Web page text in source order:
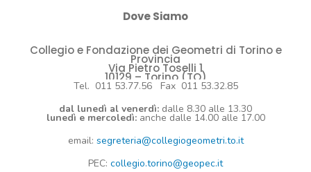
Dove Siamo
Collegio e Fondazione dei Geometri di Torino e
Provincia
Via Pietro Toselli 1
10129 – Torino (TO)
Tel. 011 53.77.56 Fax 011 53.32.85
dal lunedì al venerdì: dalle 8.30 alle 13.30
lunedì e mercoledì: anche dalle 14.00 alle 17.00
email: segreteria@collegiogeometri.to.it
PEC: collegio.torino@geopec.it